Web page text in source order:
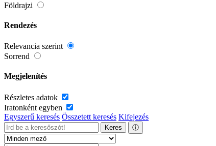
Földrajzi
Rendezés
Relevancia szerint
Sorrend
Megjelenítés
Részletes adatok
Iratonként egyben
Egyszerű keresés Összetett keresés Kifejezés
Keres ⓘ